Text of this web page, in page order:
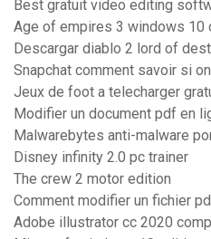
Best gratuit video editing
Age of empires 3 windows 10
Descargar diablo 2 lord of
Snapchat comment savoir si
Jeux de foot a telecharger
Modifier un document pdf en
Malwarebytes anti-malware
Disney infinity 2.0 pc trainer
The crew 2 motor edition
Comment modifier un fichier
Adobe illustrator cc 2020